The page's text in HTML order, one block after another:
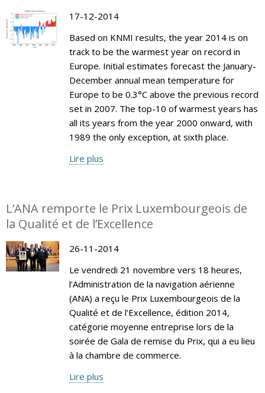
17-12-2014
Based on KNMI results, the year 2014 is on
track to be the warmest year on record in
Europe. Initial estimates forecast the January-
December annual mean temperature for
Europe to be 0.3°C above the previous record
set in 2007. The top-10 of warmest years has
all its years from the year 2000 onward, with
1989 the only exception, at sixth place.
Lire plus
L’ANA remporte le Prix Luxembourgeois de
la Qualité et de l’Excellence
26-11-2014
Le vendredi 21 novembre vers 18 heures,
l’Administration de la navigation aérienne
(ANA) a reçu le Prix Luxembourgeois de la
Qualité et de l’Excellence, édition 2014,
catégorie moyenne entreprise lors de la
soirée de Gala de remise du Prix, qui a eu lieu
à la chambre de commerce.
Lire plus